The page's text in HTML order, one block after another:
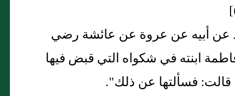
عن أبيه عن عروة عن عائشة رضي
ابنته في شكواه التي قبض فيها
فسألتها عن ذلك".